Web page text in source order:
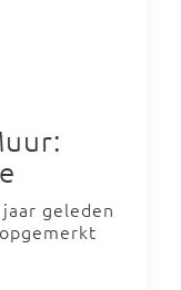
geleden